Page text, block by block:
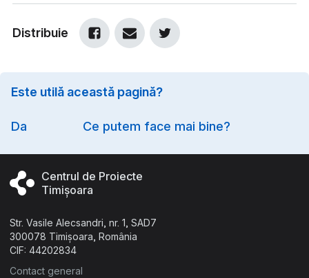
Distribuie
Este utilă această pagină?
Option
Da Ce putem face mai bine?
Centrul de Proiecte
Timișoara
Str. Vasile Alecsandri, nr. 1, SAD7
300078 Timișoara, România
CIF: 44202834
Contact general